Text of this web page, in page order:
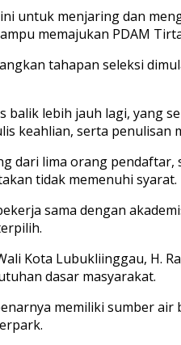
untuk menjaring dan
memajukan PDAM
tahapan seleksi
balik lebih jauh lagi, yang
keahlian, serta penulisan
dari lima orang
tidak memenuhi syarat.
sama dengan
Kota Lubukliinggau, H.
dasar masyarakat.
memiliki sumber